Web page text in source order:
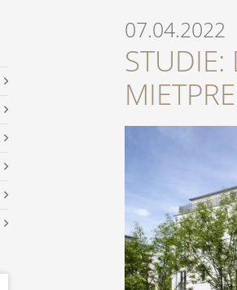
07.04.2022
STUDIE: